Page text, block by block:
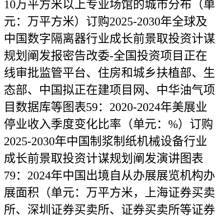
10万平方米以上专业场馆的城市分布（单
元：万平方米）订购2025-2030年全球及
中国数字隔离器行业成长前景取投资计谋
规划阐发报密告改委-全国投资项目正在
线审批监管平台、住房和城乡扶植部、生
态部、中国拟正在建项目网、中华油气项
目数据库等图表59：2020-2024年美展业
停业收入季度变化比率（单元：%）订购
2025-2030年中国制浆制纸机械设备行业
成长前景取投资计谋规划阐发演讲图表
79：2024年中国出境自从办展展览机构办
展面积（单元：万平方米，上海证券买卖
所、深圳证券买卖所、证券买卖所等证券